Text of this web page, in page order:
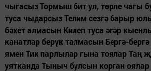
чыгасыз Тормыш бит ул, төрле чагы
туса чыдарсыз Телим сезгә барыр
бәхет алмасын Килеп туса әгәр
канатлар берүк талмасын Бергә-
ямен Тик парлылар гына тоялар Таң
уятканда Тыныч булсын корган оялар